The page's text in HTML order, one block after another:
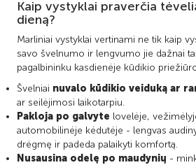
Kaip vystyklai praverčia
dieną?
Marliniai vystyklai vertinami ne tik kaip
savo švelnumo ir lengvumo jie dažnai
pagalbininku kasdienėje kūdikio
Švelniai nuvalo kūdikio veiduką ar
ar seilėjimosi laikotarpiu.
Pakloja po galvyte lovelėje,
automobilinėje kėdutėje - lengvas
drėgmę ir padeda palaikyti komfortą.
Nusausina odelę po maudynių -